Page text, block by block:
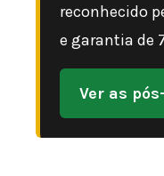
reconhecido
e garantia de
Ver as